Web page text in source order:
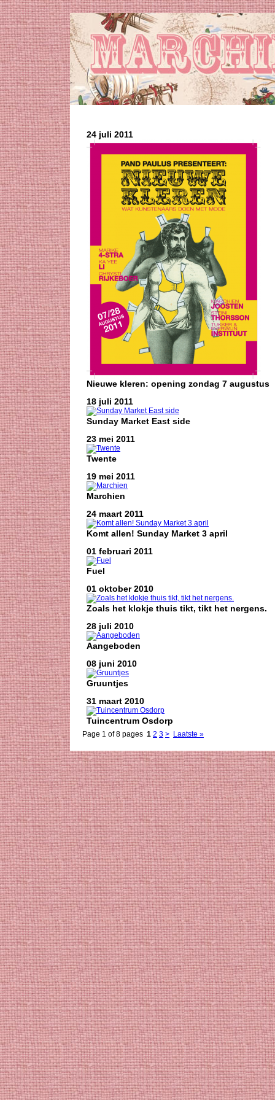
24 juli 2011
Nieuwe kleren: opening zondag 7 augustus
18 juli 2011
Sunday Market East side
23 mei 2011
Twente
19 mei 2011
Marchien
24 maart 2011
Komt allen! Sunday Market 3 april
01 februari 2011
Fuel
01 oktober 2010
Zoals het klokje thuis tikt, tikt het nergens.
28 juli 2010
Aangeboden
08 juni 2010
Gruuntjes
31 maart 2010
Tuincentrum Osdorp
Page 1 of 8 pages 1 2 3 > Laatste »